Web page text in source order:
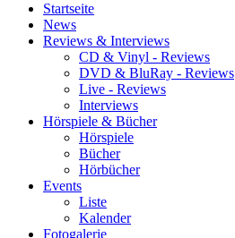
Startseite
News
Reviews & Interviews
CD & Vinyl - Reviews
DVD & BluRay - Reviews
Live - Reviews
Interviews
Hörspiele & Bücher
Hörspiele
Bücher
Hörbücher
Events
Liste
Kalender
Fotogalerie